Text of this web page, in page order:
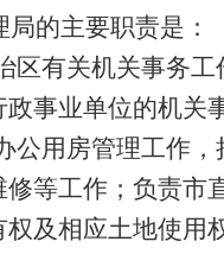
的主要职责是：
区有关机关事务
事业单位的机关
公用房管理工作
等工作；负责市
及相应土地使用